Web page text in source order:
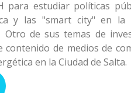
para estudiar políticas
y las "smart city" en la
Otro de sus temas de
contenido de medios de
en la Ciudad de Salta.